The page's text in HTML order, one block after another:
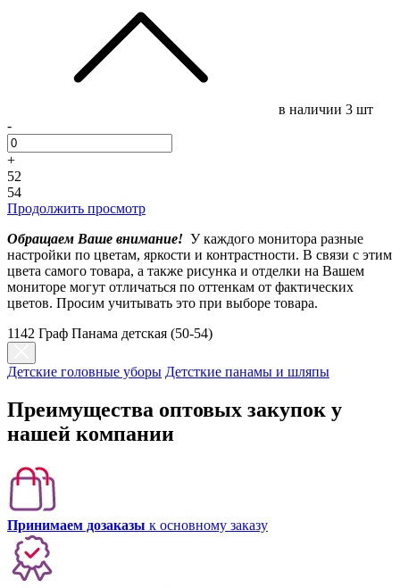
в наличии 3 шт
-
+
52
54
Продолжить просмотр
Обращаем Ваше внимание! У каждого монитора разные
настройки по цветам, яркости и контрастности. В связи с этим
цвета самого товара, а также рисунка и отделки на Вашем
мониторе могут отличаться по оттенкам от фактических
цветов. Просим учитывать это при выборе товара.
1142 Граф Панама детская (50-54)
Детские головные уборы Детсткие панамы и шляпы
Преимущества оптовых закупок у
нашей компании
Принимаем дозаказы к основному заказу